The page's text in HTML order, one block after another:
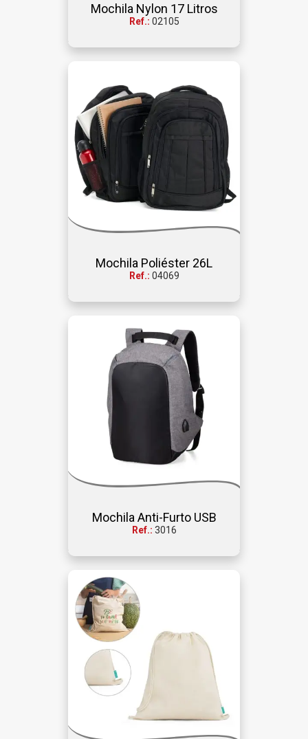
Mochila Nylon 17 Litros
Ref.: 02105
Mochila Poliéster 26L
Ref.: 04069
Mochila Anti-Furto USB
Ref.: 3016